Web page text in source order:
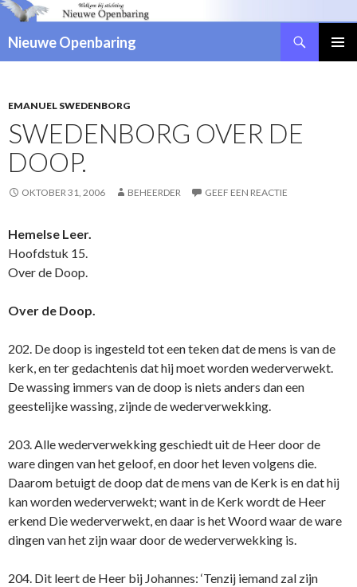
Nieuwe Openbaring
SPRINGEN
EMANUEL SWEDENBORG
SWEDENBORG OVER DE
DOOP.
OKTOBER 31, 2006 BEHEERDER GEEF EEN REACTIE
Hemelse Leer.
Hoofdstuk 15.
Over de Doop.
Over de Doop.
202. De doop is ingesteld tot een teken dat de mens is van de
kerk, en ter gedachtenis dat hij moet worden wederverwekt.
De wassing immers van de doop is niets anders dan een
geestelijke wassing, zijnde de wederverwekking.
203. Alle wederverwekking geschiedt uit de Heer door de
ware dingen van het geloof, en door het leven volgens die.
Daarom betuigt de doop dat de mens van de Kerk is en dat hij
kan worden wederverwekt; want in de Kerk wordt de Heer
erkend Die wederverwekt, en daar is het Woord waar de ware
dingen van het zijn waar door de wederverwekking is.
204. Dit leert de Heer bij Johannes: ‘Tenzij iemand zal zijn